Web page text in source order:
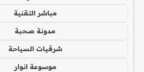
مباشر التقنية
مدونة صحبة
شرقيات السياحة
موسوعة انوار